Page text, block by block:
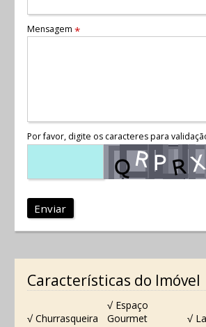
Mensagem *
Por favor, digite os caracteres para
Enviar
Características do Imóvel
√ Churrasqueira
√ Espaço
Gourmet
√